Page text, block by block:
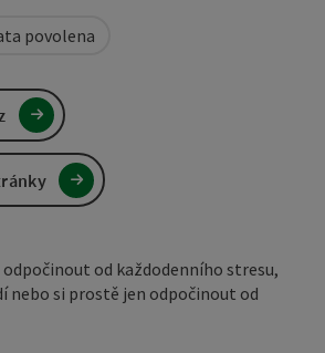
povolena
od každodenního stresu,
nebo si prostě jen odpočinout od